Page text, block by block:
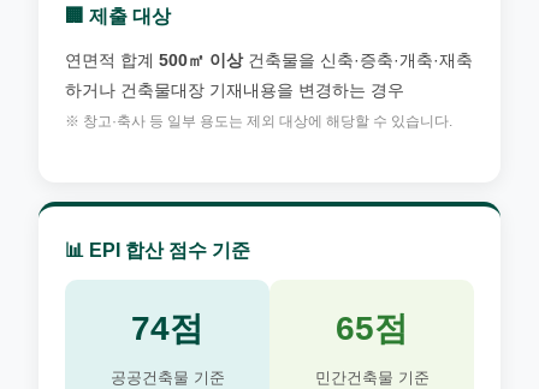
🏢 제출 대상
연면적 합계 500㎡ 이상건축물을 신축·증축·개축·재축
하거나 건축물대장 기재내용을 변경하는 경우
※ 창고·축사 등 일부 용도는 제외 대상에 해당할 수 있습니다.
📊 EPI 합산 점수 기준
74점
공공건축물 기준
65점
민간건축물 기준